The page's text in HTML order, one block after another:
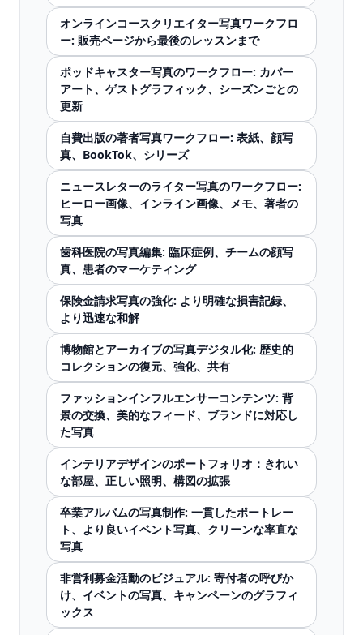
オンラインコースクリエイター写真ワークフロ
ー: 販売ページから最後のレッスンまで
ポッドキャスター写真のワークフロー: カバー
アート、ゲストグラフィック、シーズンごとの
更新
自費出版の著者写真ワークフロー: 表紙、顔写
真、BookTok、シリーズ
ニュースレターのライター写真のワークフロー:
ヒーロー画像、インライン画像、メモ、著者の
写真
歯科医院の写真編集: 臨床症例、チームの顔写
真、患者のマーケティング
保険金請求写真の強化: より明確な損害記録、
より迅速な和解
博物館とアーカイブの写真デジタル化: 歴史的
コレクションの復元、強化、共有
ファッションインフルエンサーコンテンツ: 背
景の交換、美的なフィード、ブランドに対応し
た写真
インテリアデザインのポートフォリオ：きれい
な部屋、正しい照明、構図の拡張
卒業アルバムの写真制作: 一貫したポートレー
ト、より良いイベント写真、クリーンな率直な
写真
非営利募金活動のビジュアル: 寄付者の呼びか
け、イベントの写真、キャンペーンのグラフィ
ックス